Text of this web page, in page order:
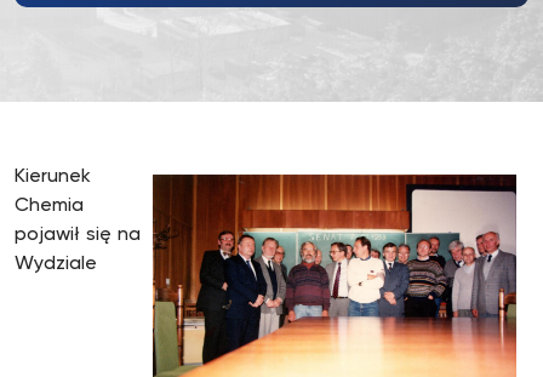
Kierunek
Chemia
pojawił się na
Wydziale